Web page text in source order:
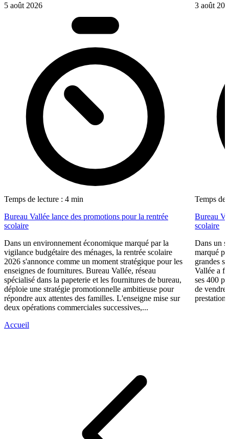
5 août 2026
Temps de lecture : 4 min
Bureau Vallée lance des promotions pour la rentrée
scolaire
Dans un environnement économique marqué par la
vigilance budgétaire des ménages, la rentrée scolaire
2026 s'annonce comme un moment stratégique pour les
enseignes de fournitures. Bureau Vallée, réseau
spécialisé dans la papeterie et les fournitures de bureau,
déploie une stratégie promotionnelle ambitieuse pour
répondre aux attentes des familles. L'enseigne mise sur
deux opérations commerciales successives,...
3 août
Temps de
Bureau
scolaire
Dans un
marqué
grandes
Vallée a
ses 400
de vendre
Accueil